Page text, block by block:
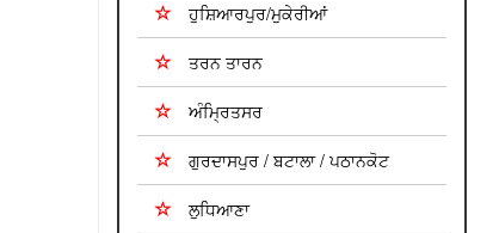
ਹੁਸ਼ਿਆਰਪੁਰ/ਮੁਕੇਰੀਆਂ
ਤਰਨ ਤਾਰਨ
ਅੰਮ੍ਰਿਤਸਰ
ਗੁਰਦਾਸਪੁਰ / ਬਟਾਲਾ / ਪਠਾਨਕੋਟ
ਲੁਧਿਆਣਾ